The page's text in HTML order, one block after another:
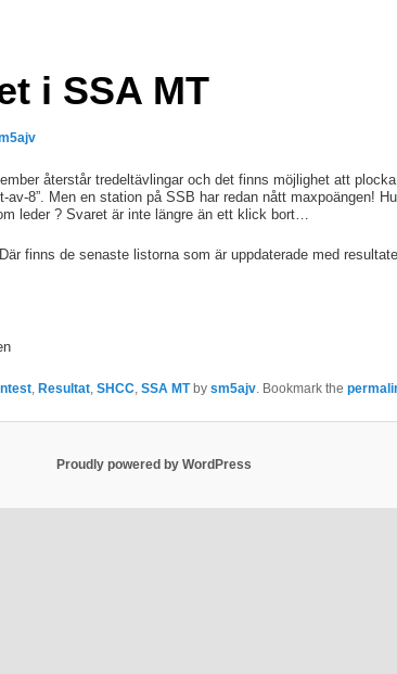
i SSA MT
återstår tredeltävlingar och det finns möjlighet att
av-8”. Men en station på SSB har redan nått maxpoängen!
leder ? Svaret är inte längre än ett klick bort…
Där finns de senaste listorna som är uppdaterade med
, Resultat, SHCC, SSA MTby sm5ajv. Bookmark the
Proudly powered by WordPress